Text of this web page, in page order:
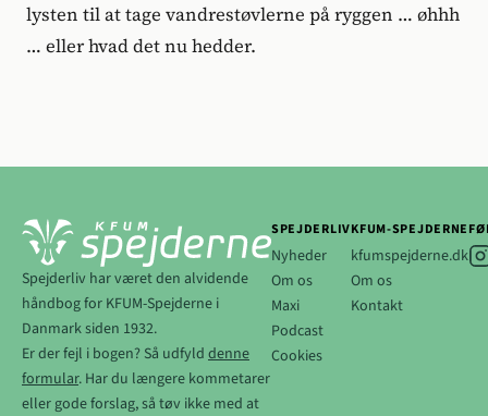
lysten til at tage vandrestøvlerne på ryggen … øhhh
… eller hvad det nu hedder.
Spejderliv har været den alvidende
håndbog for KFUM-Spejderne i
Danmark siden 1932.
Er der fejl i bogen? Så udfyld denne
formular. Har du længere kommetarer
eller gode forslag, så tøv ikke med at
SPEJDERLIV
Nyheder
Om os
Maxi
Podcast
Cookies
KFUM-SPEJDERNE
kfumspejderne.dk
Om os
Kontakt